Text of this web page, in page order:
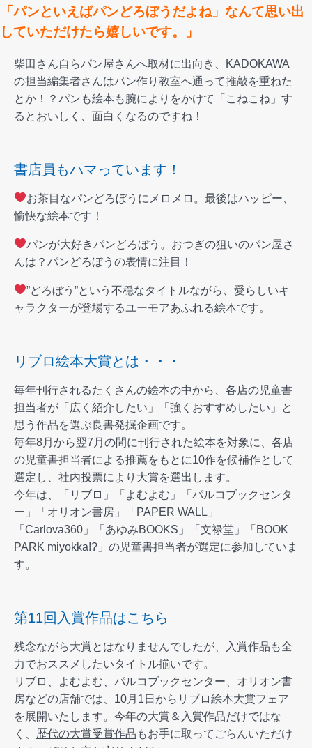
「パンといえばパンどろぼうだよね」なんて思い出
していただけたら嬉しいです。」
柴田さん自らパン屋さんへ取材に出向き、KADOKAWA
の担当編集者さんはパン作り教室へ通って推敲を重ねた
とか！？パンも絵本も腕によりをかけて「こねこね」す
るとおいしく、面白くなるのですね！
書店員もハマっています！
お茶目なパンどろぼうにメロメロ。最後はハッピー、
愉快な絵本です！
パンが大好きパンどろぼう。おつぎの狙いのパン屋さ
んは？パンどろぼうの表情に注目！
”どろぼう”という不穏なタイトルながら、愛らしいキ
ャラクターが登場するユーモアあふれる絵本です。
リブロ絵本大賞とは・・・
毎年刊行されるたくさんの絵本の中から、各店の児童書
担当者が「広く紹介したい」「強くおすすめしたい」と
思う作品を選ぶ良書発掘企画です。
毎年8月から翌7月の間に刊行された絵本を対象に、各店
の児童書担当者による推薦をもとに10作を候補作として
選定し、社内投票により大賞を選出します。
今年は、「リブロ」「よむよむ」「パルコブックセンタ
ー」「オリオン書房」「PAPER WALL」
「Carlova360」「あゆみBOOKS」「文禄堂」「BOOK
PARK miyokka!?」の児童書担当者が選定に参加していま
す。
第11回入賞作品はこちら
残念ながら大賞とはなりませんでしたが、入賞作品も全
力でおススメしたいタイトル揃いです。
リブロ、よむよむ、パルコブックセンター、オリオン書
房などの店舗では、10月1日からリブロ絵本大賞フェア
を展開いたします。今年の大賞＆入賞作品だけではな
く、 歴代の大賞受賞作品 もお手に取ってごらんいただけ